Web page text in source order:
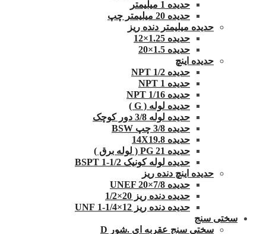
حدیده 1 میلیمتر
حدیده 20 میلیمتر چپ
حدیده میلیمتر دنده ریز
حدیده 1.25×12
حدیده 1.5×20
حدیده اینچ
حدیده 1/2 NPT
حدیده NPT 1
حدیده 1/16 NPT
حدیده لوله ( G )
حدیده لوله 3/8 دور کوچک
حدیده 3/8 چپ BSW
حدیده 14X19.8
حدیده 21 PG ( لوله برق )
حدیده لوله کونیک 1/2-1 BSPT
حدیده اینچ دنده ریز
حدیده UNEF 20×7/8
حدیده دنده ریز 20×1/2
حدیده دنده ریز 12×1/4-1 UNF
سختی سنج
سختی سنج عقربه ای .شور D